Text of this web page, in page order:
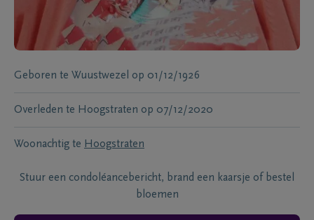
Geboren te Wuustwezel op 01/12/1926
Overleden te Hoogstraten op 07/12/2020
Woonachtig te Hoogstraten
Stuur een condoléancebericht, brand een kaarsje of bestel
bloemen